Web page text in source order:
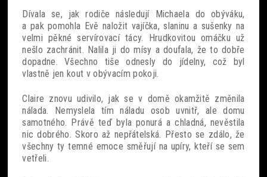
Dívala se, jak rodiče následují Michaela do obýváku,
a pak pomohla Evě naložit vajíčka, slaninu a sušenky na
velmi pěkné servírovací tácy. Hrudkovitou omáčku už
nešlo zachránit. Nalila ji do mísy a doufala, že to dobře
dopadne. Všechno tiše odnesly do jídelny, což byl
vlastně jen kout v obývacím pokoji.
Claire znovu udivilo, jak se v domě okamžitě změnila
nálada. Nemyslela tím náladu osob uvnitř, ale domu
samotného. Právě teď byla ponurá a chladná, nevěstila
nic dobrého. Skoro až nepřátelská. Přesto se zdálo, že
všechny ty temné emoce směřují na upíry, kteří se sem
vetřeli.